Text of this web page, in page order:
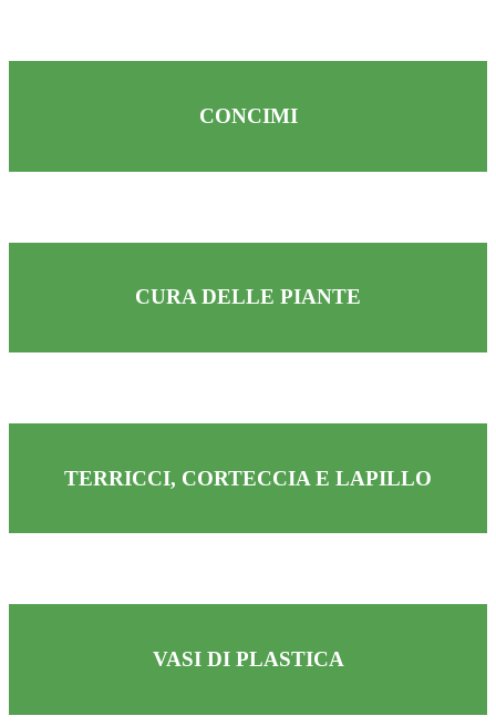
CONCIMI
CURA DELLE PIANTE
TERRICCI, CORTECCIA E LAPILLO
VASI DI PLASTICA